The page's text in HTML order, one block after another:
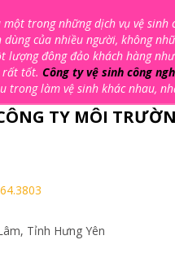
một trong những dịch vụ vệ sinh
của nhiều người, không
lượng đông đảo khách hàng
rất tốt. Công ty vệ sinh công
trong làm vệ sinh khác nhau,
TY MÔI
Tỉnh Hưng Yên